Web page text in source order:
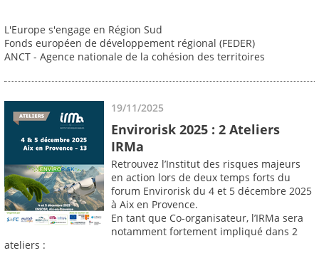
L'Europe s'engage en Région Sud
Fonds européen de développement régional (FEDER)
ANCT - Agence nationale de la cohésion des territoires
19/11/2025
Envirorisk 2025 : 2 Ateliers
IRMa
Retrouvez l’Institut des risques majeurs
en action lors de deux temps forts du
forum Envirorisk du 4 et 5 décembre 2025
à Aix en Provence.
En tant que Co-organisateur, l’IRMa sera
notamment fortement impliqué dans 2
ateliers :